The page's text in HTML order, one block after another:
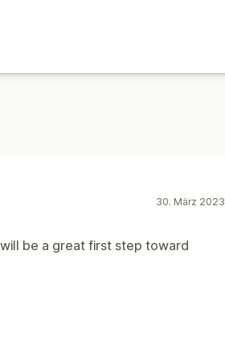
30. März 2023
be a great first step toward